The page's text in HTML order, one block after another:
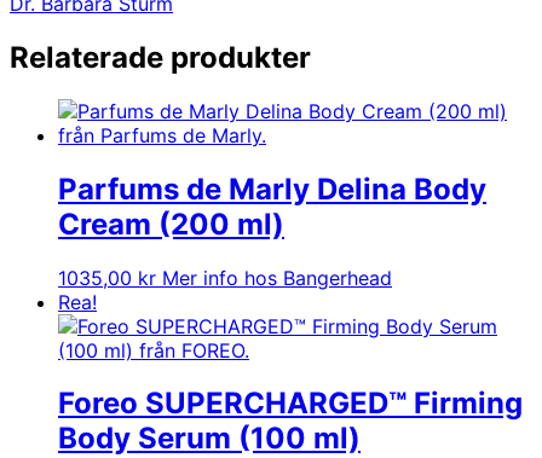
Relaterade produkter
Parfums de Marly Delina Body
Cream (200 ml)
1035,00 kr Mer info hos Bangerhead
Rea!
Foreo SUPERCHARGED™ Firming
Body Serum (100 ml)